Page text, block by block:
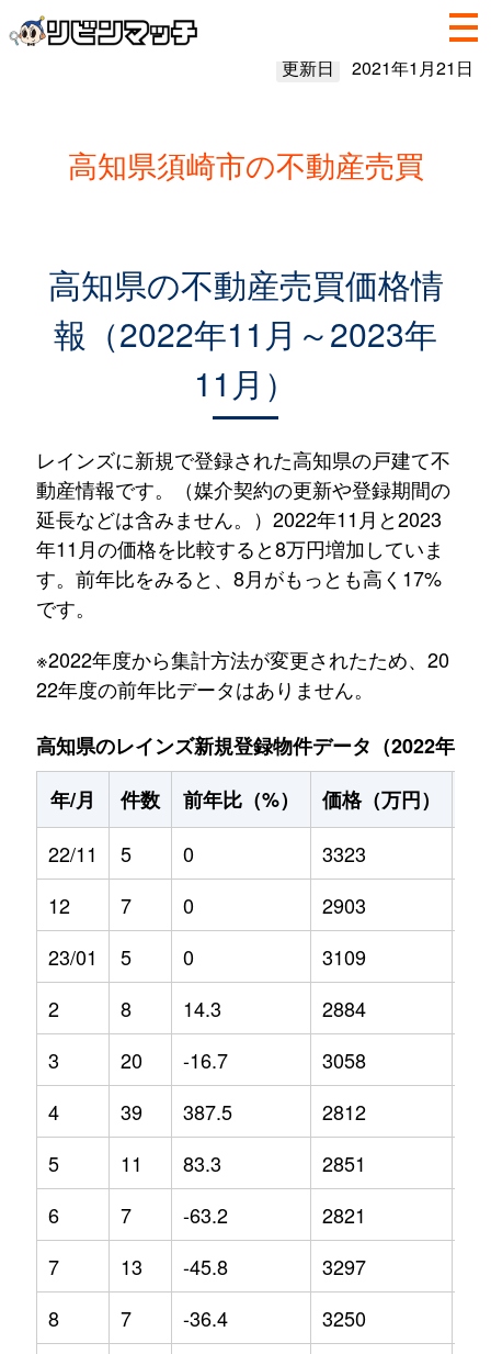
更新日 2021年1月21日
高知県須崎市の不動産売買
高知県の不動産売買価格情
報（2022年11月～2023年
11月）
レインズに新規で登録された高知県の戸建て不
動産情報です。（媒介契約の更新や登録期間の
延長などは含みません。）2022年11月と2023
年11月の価格を比較すると8万円増加していま
す。前年比をみると、8月がもっとも高く17%
です。
※2022年度から集計方法が変更されたため、20
22年度の前年比データはありません。
高知県のレインズ新規登録物件データ（2022年11
年/月
件数 前年比（%） 価格（万円）
22/11
5 0 3323
12
7 0 2903
23/01
5 0 3109
2
8 14.3 2884
3
20 -16.7 3058
4
39 387.5 2812
5
11 83.3 2851
6
7 -63.2 2821
7
13 -45.8 3297
8
7 -36.4 3250